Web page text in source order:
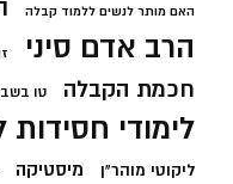
האם מותר לנשים ללמוד קבלה
הרב אדם סיני
חכמת הקבלה טו
לימודי חסידות
ליקוטי מוהר"ן מיסטיקה